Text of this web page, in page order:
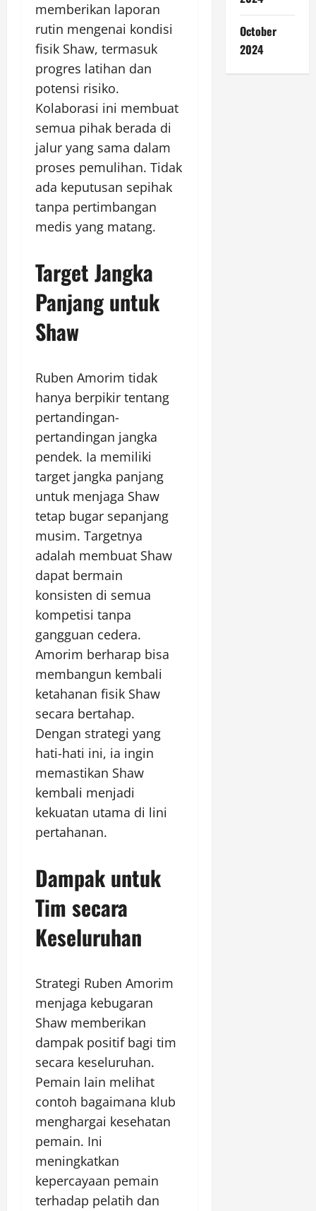
memberikan laporan
rutin mengenai kondisi
fisik Shaw, termasuk
progres latihan dan
potensi risiko.
Kolaborasi ini membuat
semua pihak berada di
jalur yang sama dalam
proses pemulihan. Tidak
ada keputusan sepihak
tanpa pertimbangan
medis yang matang.
Target Jangka
Panjang untuk
Shaw
Ruben Amorim tidak
hanya berpikir tentang
pertandingan-
pertandingan jangka
pendek. Ia memiliki
target jangka panjang
untuk menjaga Shaw
tetap bugar sepanjang
musim. Targetnya
adalah membuat Shaw
dapat bermain
konsisten di semua
kompetisi tanpa
gangguan cedera.
Amorim berharap bisa
membangun kembali
ketahanan fisik Shaw
secara bertahap.
Dengan strategi yang
hati-hati ini, ia ingin
memastikan Shaw
kembali menjadi
kekuatan utama di lini
pertahanan.
Dampak untuk
Tim secara
Keseluruhan
Strategi Ruben Amorim
menjaga kebugaran
Shaw memberikan
dampak positif bagi tim
secara keseluruhan.
Pemain lain melihat
contoh bagaimana klub
menghargai kesehatan
pemain. Ini
meningkatkan
kepercayaan pemain
terhadap pelatih dan
October
2024